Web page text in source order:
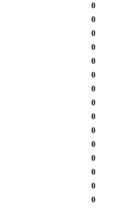
0
0
0
0
0
0
0
0
0
0
0
0
0
0
0